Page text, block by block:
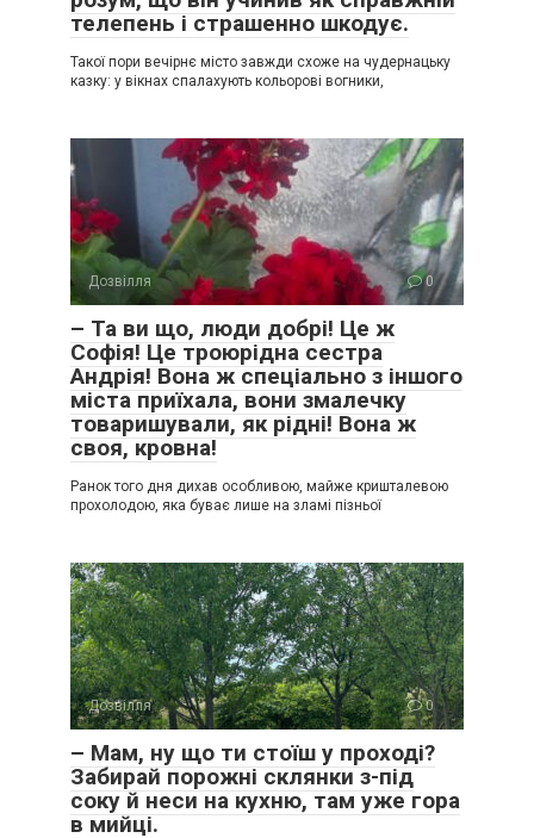
телепень і страшенно шкодує.
Такої пори вечірнє місто завжди схоже на чудернацьку
казку: у вікнах спалахують кольорові вогники,
Дозвілля 0
– Та ви що, люди добрі! Це ж
Софія! Це троюрідна сестра
Андрія! Вона ж спеціально з іншого
міста приїхала, вони змалечку
товаришували, як рідні! Вона ж
своя, кровна!
Ранок того дня дихав особливою, майже кришталевою
прохолодою, яка буває лише на зламі пізньої
Дозвілля 0
– Мам, ну що ти стоїш у проході?
Забирай порожні склянки з-під
соку й неси на кухню, там уже гора
в мийці.